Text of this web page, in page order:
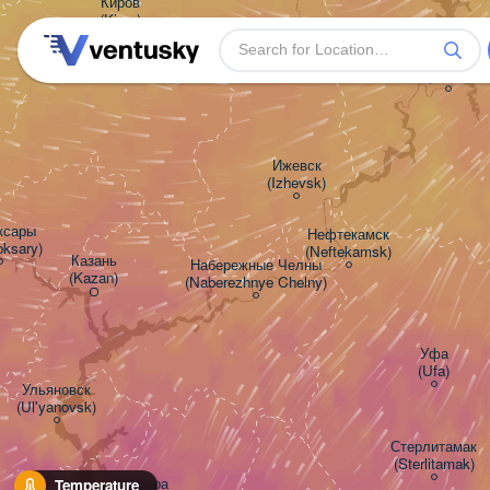
Temperature
Казань
(Kazan)
Пермь
Ижевск
(Izhevsk)
(Kirov)
Нефтекамск
(Neftekamsk)
Самара
Уфа
(Ufa)
Ульяновск
(Ul'yanovsk)
Набережные Челны
(Naberezhnye Chelny)
Стерлитамак
(Sterlitamak)